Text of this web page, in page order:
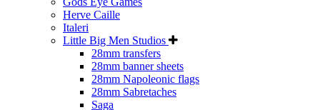
Herve Caille
Italeri
Little Big Men Studios
28mm transfers
28mm banner sheets
28mm Napoleonic flags
28mm Sabretaches
Saga